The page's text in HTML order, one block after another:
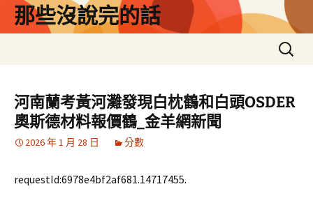
那些沒說完的話
搜
尋
字:
河南蘭考黃河灘發現白枕鶴和白頭OSDER
奧斯德材料報價鶴_金羊網新聞
2026 年 1 月 28 日 分數
requestId:6978e4bf2af681.14717455.